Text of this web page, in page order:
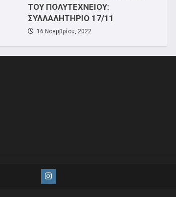
ΤΟΥ ΠΟΛΥΤΕΧΝΕΙΟΥ:
ΣΥΛΛΑΛΗΤΗΡΙΟ 17/11
16 Νοεμβρίου, 2022
Instagram